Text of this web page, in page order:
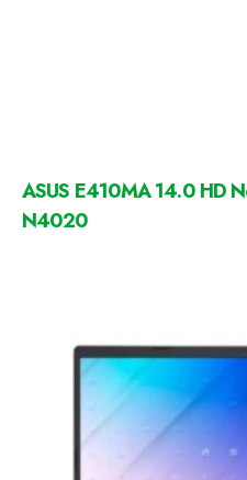
ASUS E410MA 14.0 HD
N4020